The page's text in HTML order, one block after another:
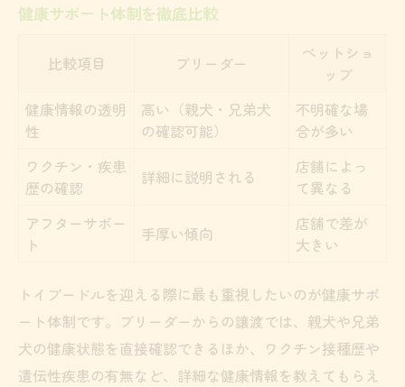
健康サポート体制を徹底比較
比較項目 ブリーダー
ペットショ
ップ
健康情報の透明
性
高い（親犬・兄弟犬
の確認可能）
不明確な場
合が多い
ワクチン・疾患
歴の確認
詳細に説明される
店舗によっ
て異なる
アフターサポー
ト
手厚い傾向
店舗で差が
大きい
トイプードルを迎える際に最も重視したいのが健康サポ
ート体制です。ブリーダーからの譲渡では、親犬や兄弟
犬の健康状態を直接確認できるほか、ワクチン接種歴や
遺伝性疾患の有無など、詳細な健康情報を教えてもらえ